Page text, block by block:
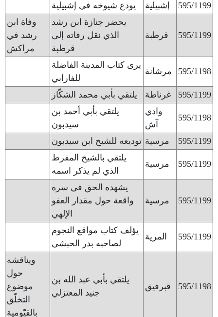
595/1199
إشبيلية يودع شيوخه في إشبيلية
595/1199 قرطبة
يحضر جنازة ابن رشد
الذي نقل رفاته إلى
قرطبة
وفاة ابن
رشد في
مراكش
595/1198 مرشانة
يرى كتاب المدينة الفاضلة
للفارابي
595/1199
غرناطة يلتقي بأبي محمد الشكّاز
595/1198
وادي
آش
يلتقي بأبي أحمد بن
سيدبون
595/1199
مرسية توديعه للشيخ ابن سيدبون
595/1199 مرسية
يلتقي بالشيخ المفرط
الذي لم يذكر اسمه
595/1199 مرسية
يشهده الحق في سره
واقعة حول مقدار العفو
الإلهي
595/1199 المرية
يؤلف كتاب مواقع النجوم
لصاحبه بدر الحبشي
595/1198 قبرفيق
يلتقي بأبي عبد الله بن
جنيد المعتزلي
ويناقشه
حول
موضوع
التخلّق
بالقيّومية